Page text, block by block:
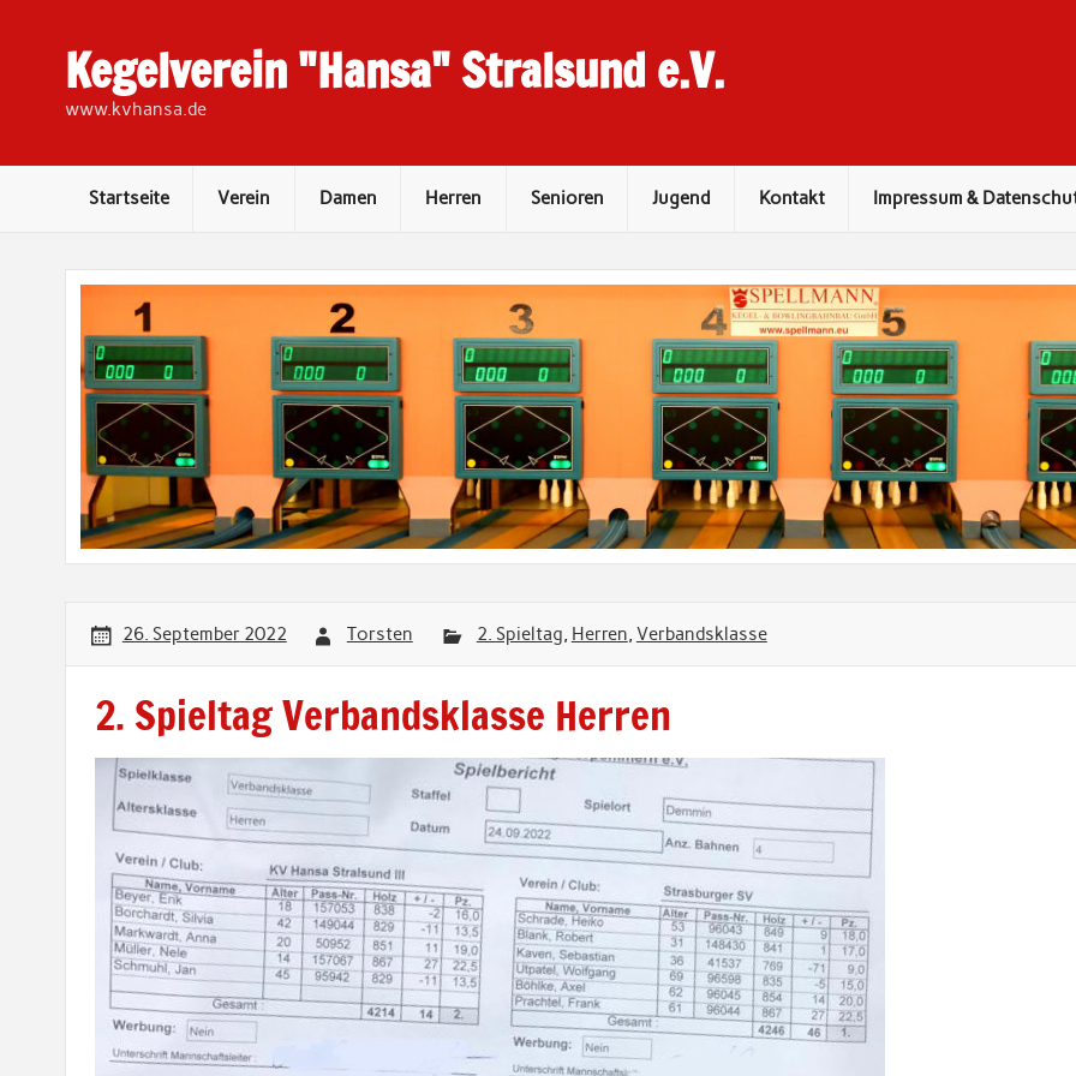
Kegelverein "Hansa" Stralsund e.V.
www.kvhansa.de
Startseite Verein Damen Herren Senioren Jugend Kontakt Impressum &
26. September 2022 Torsten 2. Spieltag, Herren, Verbandsklasse
2. Spieltag Verbandsklasse Herren